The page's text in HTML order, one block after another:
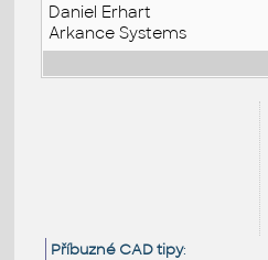
Daniel Erhart
Arkance Systems
Příbuzné CAD tipy: